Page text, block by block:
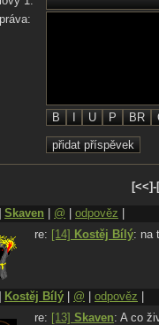
cyklus
[<<]-
Skaven @ odpověz
re: [14] Kostěj Bílý: na
Kostěj Bílý @ odpověz
re: [13] Skaven: A co